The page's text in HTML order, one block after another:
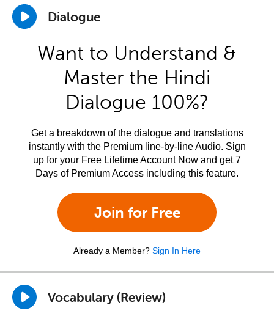
Dialogue
Want to Understand &
Master the Hindi
Dialogue 100%?
Get a breakdown of the dialogue and translations
instantly with the Premium line-by-line Audio. Sign
up for your Free Lifetime Account Now and get 7
Days of Premium Access including this feature.
Join for Free
Already a Member? Sign In Here
Vocabulary (Review)